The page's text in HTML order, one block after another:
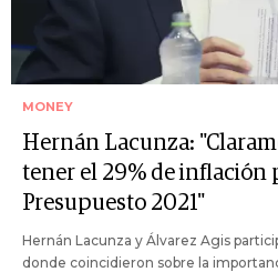
MONEY
Hernán Lacunza:
tener el 29% de inflación
Presupuesto 2021"
Hernán Lacunza y Álvarez Agis
donde coincidieron sobre la